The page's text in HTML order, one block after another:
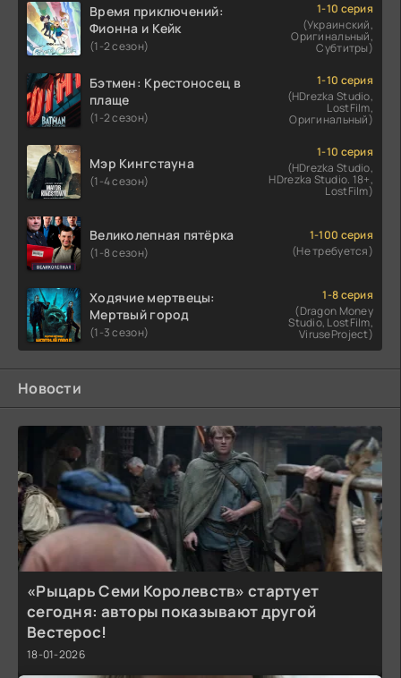
Время приключений:
Фионна и Кейк
(1-2 сезон)
1-10 серия
(Украинский,
Оригинальный,
Субтитры)
Бэтмен: Крестоносец в
плаще
(1-2 сезон)
1-10 серия
(HDrezka Studio,
LostFilm,
Оригинальный)
Мэр Кингстауна
(1-4 сезон)
1-10 серия
(HDrezka Studio,
HDrezka Studio. 18+,
LostFilm)
Великолепная пятёрка
(1-8 сезон)
1-100 серия
(Не требуется)
Ходячие мертвецы:
Мертвый город
(1-3 сезон)
1-8 серия
(Dragon Money
Studio, LostFilm,
ViruseProject)
Новости
«Рыцарь Семи Королевств» стартует
сегодня: авторы показывают другой
Вестерос!
18-01-2026